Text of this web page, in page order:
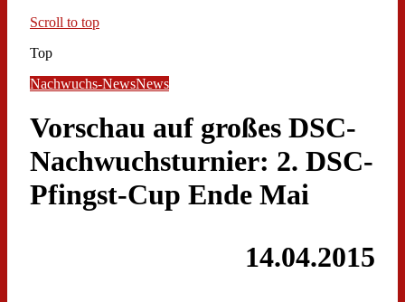
Scroll to top
Top
Nachwuchs-NewsNews
Vorschau auf großes DSC-
Nachwuchsturnier: 2. DSC-
Pfingst-Cup Ende Mai
14.04.2015